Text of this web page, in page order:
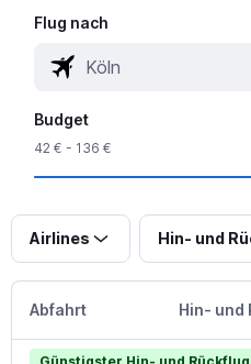
Flug nach
Budget
42 € - 136 €
Airlines Hin- und
Abfahrt Hin- und